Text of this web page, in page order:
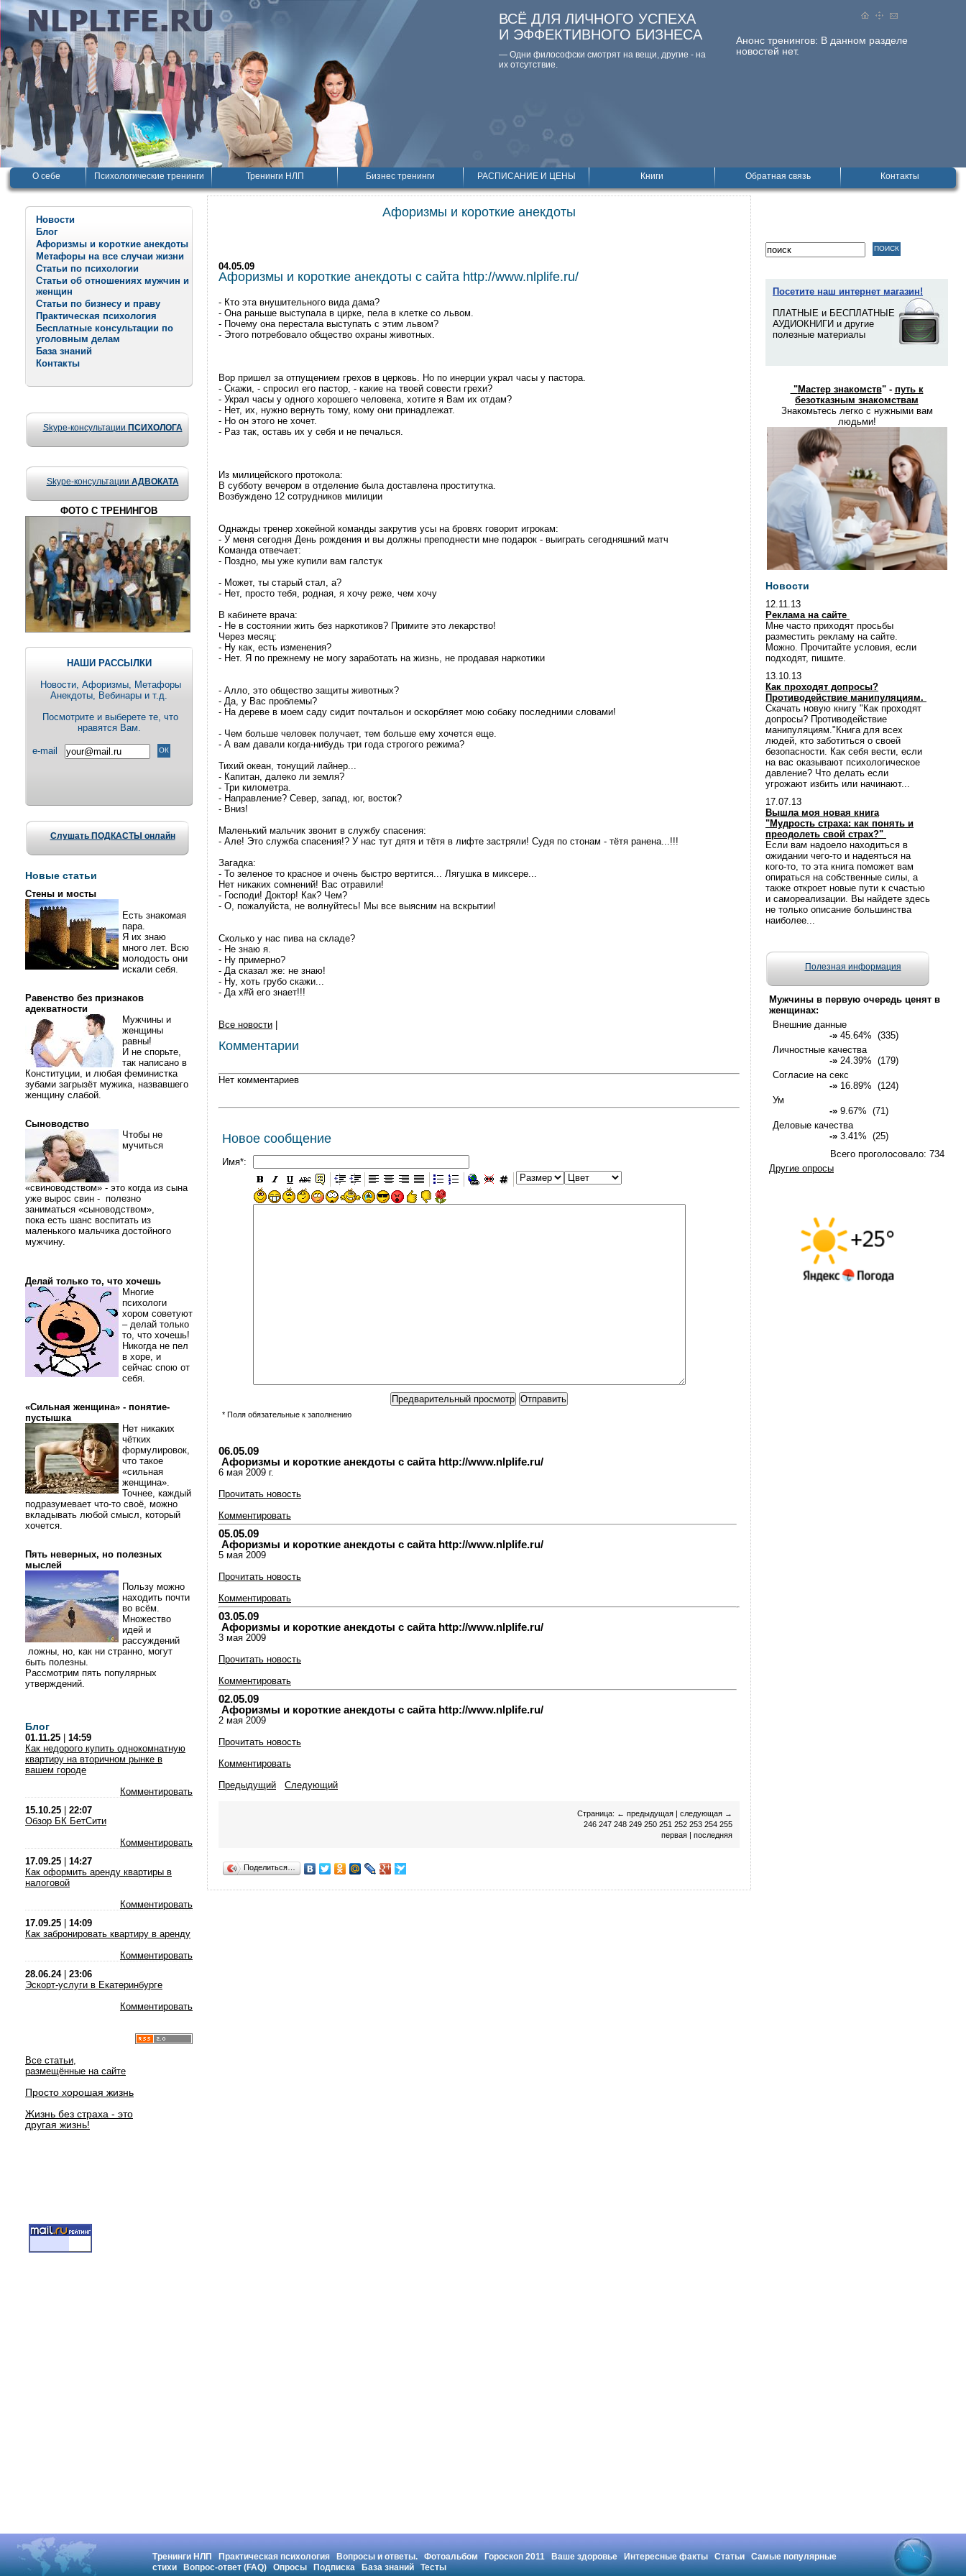
Анонс тренингов: В данном разделе
новостей нет.
ВСЁ ДЛЯ ЛИЧНОГО УСПЕХА
И ЭФФЕКТИВНОГО БИЗНЕСА
— Одни философски смотpят на вещи, дpугие - на
их отсутствие.
О себе Психологические тренинги Тренинги НЛП Бизнес тренинги РАСПИСАНИЕ И ЦЕНЫ Книги Обратная связь Контакты
Новости
Блог
Афоризмы и короткие анекдоты
Метафоры на все случаи жизни
Статьи по психологии
Статьи об отношениях мужчин и
женщин
Статьи по бизнесу и праву
Практическая психология
Бесплатные консультации по
уголовным делам
База знаний
Контакты
Skype-консультации ПСИХОЛОГА
Skype-консультации АДВОКАТА
ФОТО С ТРЕНИНГОВ
НАШИ РАССЫЛКИ
Новости, Aфоризмы, Метафоры
Анекдоты, Вебинары и т.д.
Посмотрите и выберете те, что
нравятся Вам.
e-mail
Слушать ПОДКАСТЫ онлайн
Новые статьи
Стены и мосты
Есть знакомая
пара.
Я их знаю
много лет. Всю
молодость они
искали себя.
Равенство без признаков
адекватности
Мужчины и
женщины
равны!
И не спорьте,
так написано в
Конституции, и любая феминистка
зубами загрызёт мужика, назвавшего
женщину слабой.
Сыноводство
Чтобы не
мучиться
«свиноводством» - это когда из сына
уже вырос свин - полезно
заниматься «сыноводством»,
пока есть шанс воспитать из
маленького мальчика достойного
мужчину.
Делай только то, что хочешь
Многие
психологи
хором советуют
– делай только
то, что хочешь!
Никогда не пел
в хоре, и
сейчас спою от
себя.
«Сильная женщина» - понятие-
пустышка
Нет никаких
чётких
формулировок,
что такое
«сильная
женщина».
Точнее, каждый
подразумевает что-то своё, можно
вкладывать любой смысл, который
хочется.
Пять неверных, но полезных
мыслей
Пользу можно
находить почти
во всём.
Множество
идей и
рассуждений
ложны, но, как ни странно, могут
быть полезны.
Рассмотрим пять популярных
утверждений.
Блог
01.11.25
14:59
Как недорого купить однокомнатную
квартиру на вторичном рынке в
вашем городе
Комментировать
15.10.25
22:07
Обзор БК БетСити
Комментировать
17.09.25
14:27
Как оформить аренду квартиры в
налоговой
Комментировать
17.09.25
14:09
Как забронировать квартиру в аренду
Комментировать
28.06.24| 23:06
Эскорт-услуги в Екатеринбурге
Комментировать
Все статьи,
размещённые на сайте
Просто хорошая жизнь
Жизнь без страха - это
другая жизнь!
Афоризмы и короткие анекдоты
04.05.09
Афоризмы и короткие анекдоты с сайта http://www.nlplife.ru/
- Кто эта внушительного вида дама?
- Она раньше выступала в цирке, пела в клетке со львом.
- Почему она перестала выступать с этим львом?
- Этого потребовало общество охраны животных.
Вор пришел за отпущением грехов в церковь. Но по инерции украл часы у пастора.
- Скажи, - спросил его пастор, - какие на твоей совести грехи?
- Украл часы у одного хорошего человека, хотите я Вам их отдам?
- Нет, их, нужно вернуть тому, кому они принадлежат.
- Но он этого не хочет.
- Раз так, оставь их у себя и не печалься.
Из милицейского протокола:
В субботу вечером в отделение была доставлена проститутка.
Возбуждено 12 сотрудников милиции
Однажды тренер хокейной команды закрутив усы на бровях говорит игрокам:
- У меня сегодня День рождения и вы должны преподнести мне подарок - выиграть сегодняшний матч
Команда отвечает:
- Поздно, мы уже купили вам галстук
- Может, ты старый стал, а?
- Нет, просто тебя, родная, я хочу реже, чем хочу
В кабинете врача:
- Не в состоянии жить без наркотиков? Примите это лекарство!
Через месяц:
- Ну как, есть изменения?
- Нет. Я по прежнему не могу заработать на жизнь, не продавая наркотики
- Алло, это общество защиты животных?
- Да, у Вас проблемы?
- На дереве в моем саду сидит почтальон и оскорбляет мою собаку последними словами!
- Чем больше человек получает, тем больше ему хочется еще.
- А вам давали когда-нибудь три года строгого режима?
Тихий океан, тонущий лайнер...
- Капитан, далеко ли земля?
- Три километра.
- Направление? Север, запад, юг, восток?
- Вниз!
Маленький мальчик звонит в службу спасения:
- Але! Это служба спасения!? У нас тут дятя и тётя в лифте застряли! Судя по стонам - тётя ранена...!!!
Загадка:
- То зеленое то красное и очень быстро вертится... Лягушка в миксере...
Hет никаких сомнений! Вас отравили!
- Господи! Доктор! Как? Чем?
- О, пожалуйста, не волнуйтесь! Мы все выясним на вскрытии!
Сколько у нас пива на складе?
- Hе знаю я.
- Hу примерно?
- Да сказал же: не знаю!
- Hу, хоть грубо скажи...
- Да х#й его знает!!!
Все новости
Комментарии
Нет комментариев
Новое сообщение
Имя*:
* Поля обязательные к заполнению
06.05.09
Афоризмы и короткие анекдоты с сайта http://www.nlplife.ru/
6 мая 2009 г.
Прочитать новость
Комментировать
05.05.09
Афоризмы и короткие анекдоты с сайта http://www.nlplife.ru/
5 мая 2009
Прочитать новость
Комментировать
03.05.09
Афоризмы и короткие анекдоты с сайта http://www.nlplife.ru/
3 мая 2009
Прочитать новость
Комментировать
02.05.09
Афоризмы и короткие анекдоты с сайта http://www.nlplife.ru/
2 мая 2009
Прочитать новость
Комментировать
Предыдущий
Следующий
Страница: ← предыдущая | следующая →
246 247 248 249 250 251 252 253 254 255
первая | последняя
Поделиться…
Посетите наш интернет магазин!
ПЛАТНЫЕ и БЕСПЛАТНЫЕ
АУДИОКНИГИ и другие
полезные материалы
"Мастер знакомств" - путь к
безотказным знакомствам
Знакомьтесь легко с нужными вам
людьми!
Новости
12.11.13
Реклама на сайте
Мне часто приходят просьбы
разместить рекламу на сайте.
Можно. Прочитайте условия, если
подходят, пишите.
13.10.13
Как проходят допросы?
Противодействие манипуляциям.
Скачать новую книгу "Как проходят
допросы? Противодействие
манипуляциям."Книга для всех
людей, кто заботиться о своей
безопасности. Как себя вести, если
на вас оказывают психологическое
давление? Что делать если
угрожают избить или начинают...
17.07.13
Вышла моя новая книга
"Мудрость страха: как понять и
преодолеть свой страх?"
Если вам надоело находиться в
ожидании чего-то и надеяться на
кого-то, то эта книга поможет вам
опираться на собственные силы, а
также откроет новые пути к счастью
и самореализации. Вы найдете здесь
не только описание большинства
наиболее...
Полезная информация
Мужчины в первую очередь ценят в
женщинах:
Внешние данные
-» 45.64% (335)
Личностные качества
-» 24.39% (179)
Согласие на секс
-» 16.89% (124)
Ум
-» 9.67% (71)
Деловые качества
-» 3.41% (25)
Всего проголосовало: 734
Другие опросы
Тренинги НЛП Практическая психология Вопросы и ответы. Фотоальбом Гороскоп 2011 Ваше здоровье Интересные факты Статьи
Самые популярные
стихи
Вопрос-ответ (FAQ) Опросы Подписка База знаний Тесты